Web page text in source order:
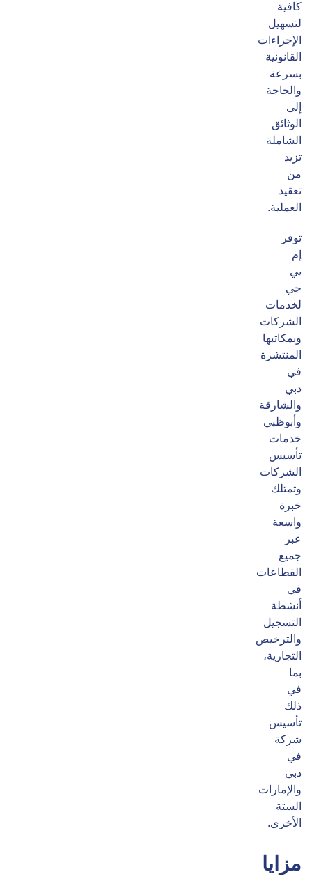
كافية
لتسهيل
الإجراءات
القانونية
بسرعة
والحاجة
إلى
الوثائق
الشاملة
تزيد
من
تعقيد
العملية.
توفر
إم
بي
جي
لخدمات
الشركات
وبمكاتبها
المنتشرة
في
دبي
والشارقة
وأبوظبي
خدمات
تأسيس
الشركات
وتمتلك
خبرة
واسعة
عبر
جميع
القطاعات
في
أنشطة
التسجيل
والترخيص
التجارية،
بما
في
ذلك
تأسيس
شركة
في
دبي
والإمارات
الستة
الأخرى.
مزايا